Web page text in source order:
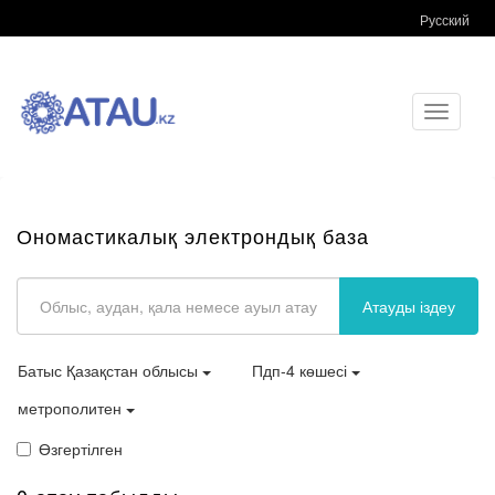
Русский
Toggle
Ономастикалық электрондық база
Атауды іздеу
Батыс Қазақстан облысы
Пдп-4 көшесі
метрополитен
Өзгертілген